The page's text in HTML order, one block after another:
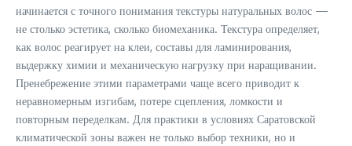
начинается с точного понимания текстуры натуральных волос —
не столько эстетика, сколько биомеханика. Текстура определяет,
как волос реагирует на клеи, составы для ламинирования,
выдержку химии и механическую нагрузку при наращивании.
Пренебрежение этими параметрами чаще всего приводит к
неравномерным изгибам, потере сцепления, ломкости и
повторным переделкам. Для практики в условиях Саратовской
климатической зоны важен не только выбор техники, но и